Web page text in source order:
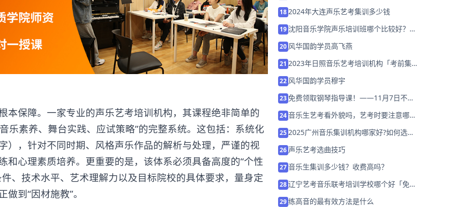
保障。一家专业的声乐艺考培训机构，其课程绝非简单的
乐素养、舞台实践、应试策略”的完整系统。这包括：系统化
），针对不同时期、风格声乐作品的解析与处理，严谨的视
和心理素质培养。更重要的是，该体系必须具备高度的“个性
、技术水平、艺术理解力以及目标院校的具体要求，量身定
到“因材施教”。
182024年大连声乐艺考集训多少钱
19沈阳音乐学院声乐培训班哪个比较好？如
20 风华国韵学员高飞燕
21 2023年日照音乐艺考培训机构「考前集训
22 风华国韵学员穆宇
23免费领取钢琴指导课！——11月7日不容
24音乐生艺考看外貌吗，艺考时要注意哪些
252025广州音乐集训机构哪家好?如何选择
26 声乐艺考选曲技巧
27音乐生集训多少钱？收费高吗？
28辽宁艺考音乐联考培训学校哪个好「免费
29练高音的最有效方法是什么